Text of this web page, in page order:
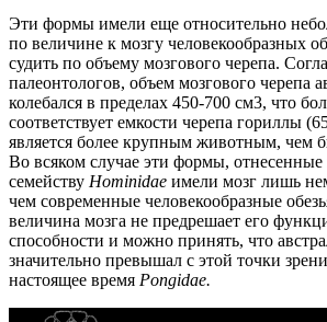
Эти формы имели еще относительно
по величине к мозгу человекообразных
судить по объему мозгового черепа.
палеонтологов, объем мозгового черепа
колебался в пределах 450-700 см3, что
соответствует емкости черепа гориллы
является более крупным животным, чем
Во всяком случае эти формы, отнесенные
семейству Hominidae имели мозг лишь
чем современные человекообразные
величина мозга не предрешает его
способности и можно принять, что
значительно превышал с этой точки
настоящее время Pongidae.